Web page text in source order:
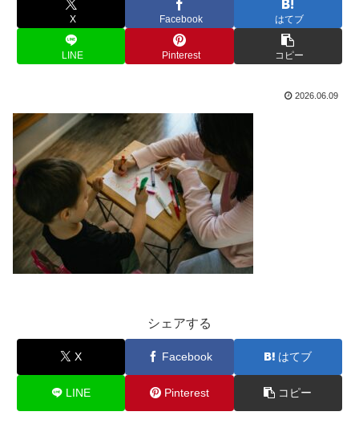
X Facebook はてブ
LINE Pinterest コピー
2026.06.09
シェアする
X Facebook はてブ
LINE Pinterest コピー